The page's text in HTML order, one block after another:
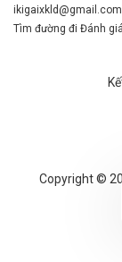
ikigaixkld@gmail.com
Tìm đường đi Đánh
Copyright ©